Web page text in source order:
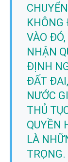
KHÔNG
VÀO
NHẬN
ĐỊNH
ĐẤT
NƯỚC
THỦ
QUYỀN
LÀ